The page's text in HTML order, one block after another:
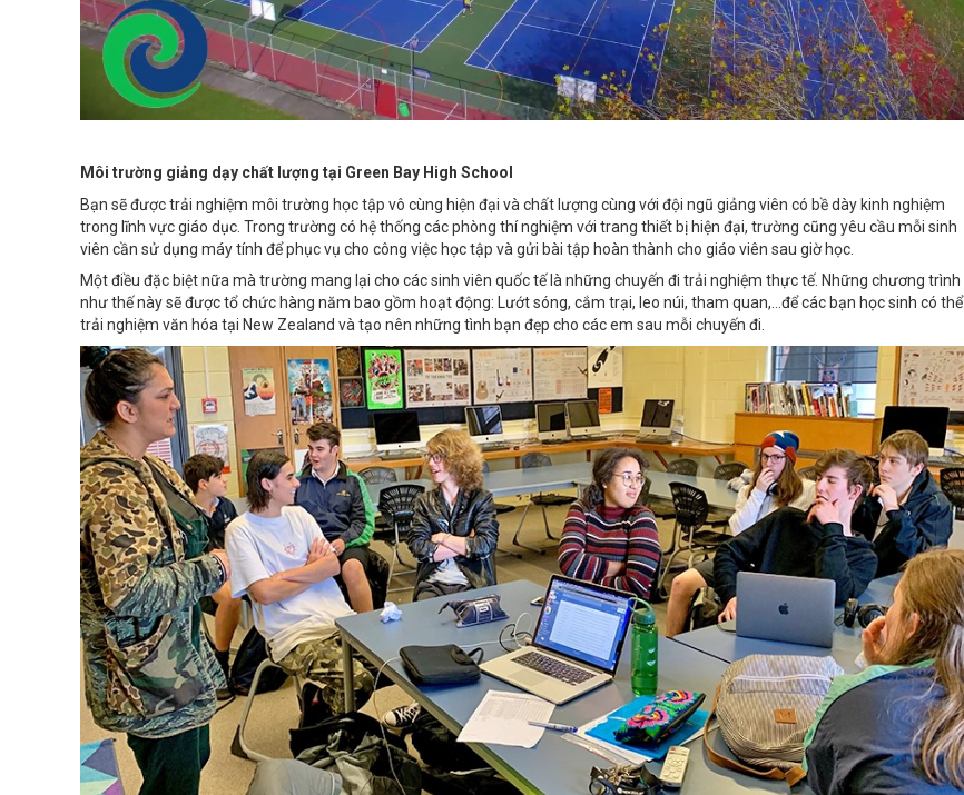
Môi trường giảng dạy chất lượng tại Green Bay High School
Bạn sẽ được trải nghiệm môi trường học tập vô cùng hiện đại và chất lượng cùng với đội ngũ giảng viên có bề dày kinh nghiệm
trong lĩnh vực giáo dục. Trong trường có hệ thống các phòng thí nghiệm với trang thiết bị hiện đại, trường cũng yêu cầu mỗi sinh
viên cần sử dụng máy tính để phục vụ cho công việc học tập và gửi bài tập hoàn thành cho giáo viên sau giờ học.
Một điều đặc biệt nữa mà trường mang lại cho các sinh viên quốc tế là những chuyến đi trải nghiệm thực tế. Những chương trình
như thế này sẽ được tổ chức hàng năm bao gồm hoạt động: Lướt sóng, cắm trại, leo núi, tham quan,…để các bạn học sinh có thể
trải nghiệm văn hóa tại New Zealand và tạo nên những tình bạn đẹp cho các em sau mỗi chuyến đi.